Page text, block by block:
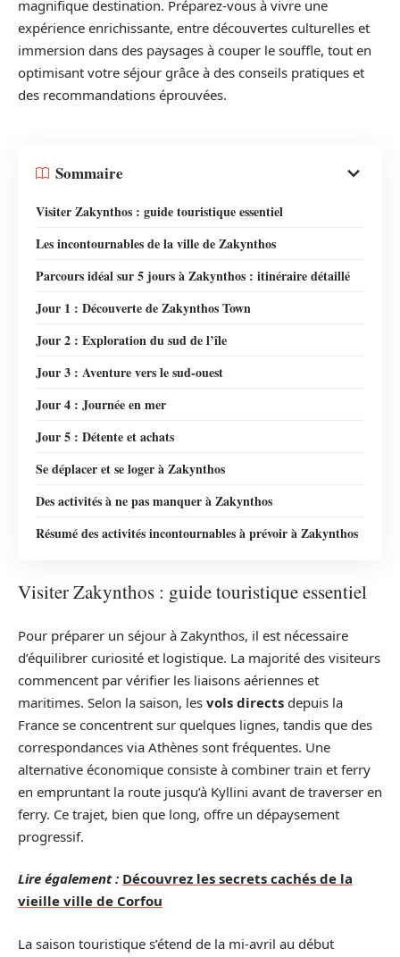
magnifique destination. Préparez-vous à vivre une
expérience enrichissante, entre découvertes culturelles et
immersion dans des paysages à couper le souffle, tout en
optimisant votre séjour grâce à des conseils pratiques et
des recommandations éprouvées.
Sommaire
Visiter Zakynthos : guide touristique essentiel
Les incontournables de la ville de Zakynthos
Parcours idéal sur 5 jours à Zakynthos : itinéraire détaillé
Jour 1 : Découverte de Zakynthos Town
Jour 2 : Exploration du sud de l’île
Jour 3 : Aventure vers le sud-ouest
Jour 4 : Journée en mer
Jour 5 : Détente et achats
Se déplacer et se loger à Zakynthos
Des activités à ne pas manquer à Zakynthos
Résumé des activités incontournables à prévoir à Zakynthos
Visiter Zakynthos : guide touristique essentiel
Pour préparer un séjour à Zakynthos, il est nécessaire
d’équilibrer curiosité et logistique. La majorité des visiteurs
commencent par vérifier les liaisons aériennes et
maritimes. Selon la saison, les vols directs depuis la
France se concentrent sur quelques lignes, tandis que des
correspondances via Athènes sont fréquentes. Une
alternative économique consiste à combiner train et ferry
en empruntant la route jusqu’à Kyllini avant de traverser en
ferry. Ce trajet, bien que long, offre un dépaysement
progressif.
Lire également : Découvrez les secrets cachés de la
vieille ville de Corfou
La saison touristique s’étend de la mi-avril au début